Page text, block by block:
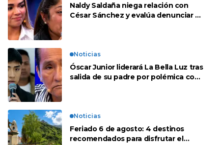
Naldy Saldaña niega relación con
César Sánchez y evalúa denunciar a
Noticias
Óscar Junior liderará La Bella Luz tras
salida de su padre por polémica con
Noticias
Feriado 6 de agosto: 4 destinos
recomendados para disfrutar el